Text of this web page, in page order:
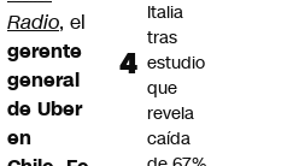
Radio, el
gerente
general
de Uber
en
Italia
tras
estudio
que
revela
caída